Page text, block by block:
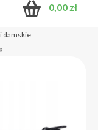
0,00 zł
damskie